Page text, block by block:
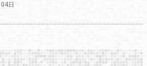
日